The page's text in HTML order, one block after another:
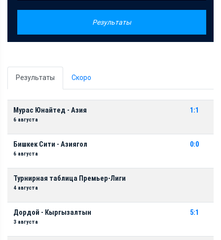
Результаты
Результаты Скоро
Мурас Юнайтед - Азия
6 августа
1:1
Бишкек Сити - Азиягол
6 августа
0:0
Турнирная таблица Премьер-Лиги
4 августа
Дордой - Кыргызалтын
3 августа
5:1